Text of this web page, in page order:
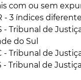
com ou sem
- 3 índices
- Tribunal de
do Sul
- Tribunal de
- Tribunal de